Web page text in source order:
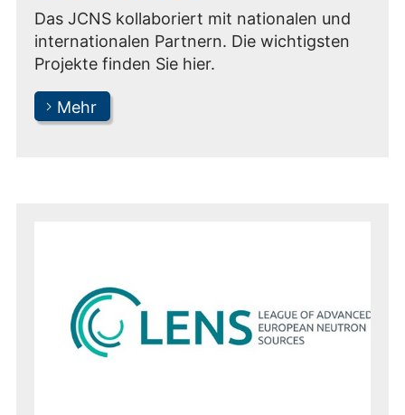
Das JCNS kollaboriert mit nationalen und
internationalen Partnern. Die wichtigsten
Projekte finden Sie hier.
Mehr